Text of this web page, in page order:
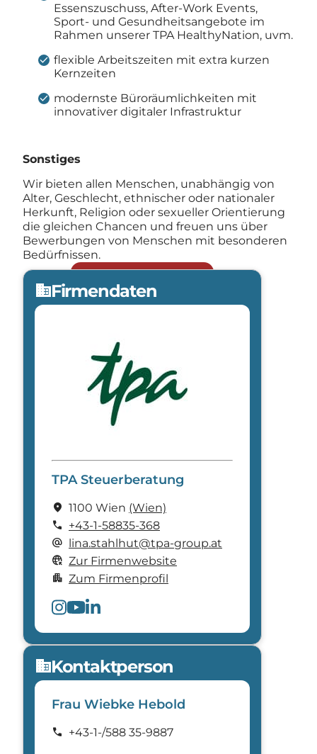
Essenszuschuss, After-Work Events,
Sport- und Gesundheitsangebote im
Rahmen unserer TPA HealthyNation, uvm.
flexible Arbeitszeiten mit extra kurzen
Kernzeiten
modernste Büroräumlichkeiten mit
innovativer digitaler Infrastruktur
Sonstiges
Wir bieten allen Menschen, unabhängig von
Alter, Geschlecht, ethnischer oder nationaler
Herkunft, Religion oder sexueller Orientierung
die gleichen Chancen und freuen uns über
Bewerbungen von Menschen mit besonderen
Bedürfnissen.
domainFirmendaten
TPA Steuerberatung
location_on 1100 Wien (Wien)
call +43-1-58835-368
alternate_email lina.stahlhut@tpa-group.at
captive_portal Zur Firmenwebsite
apartment Zum Firmenprofil
domainKontaktperson
Frau Wiebke Hebold
call +43-1-/588 35-9887